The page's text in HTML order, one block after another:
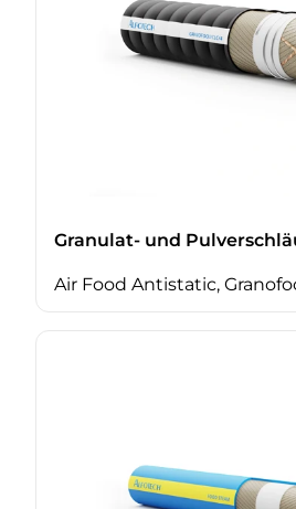
Granulat- und
Air Food Antistatic,